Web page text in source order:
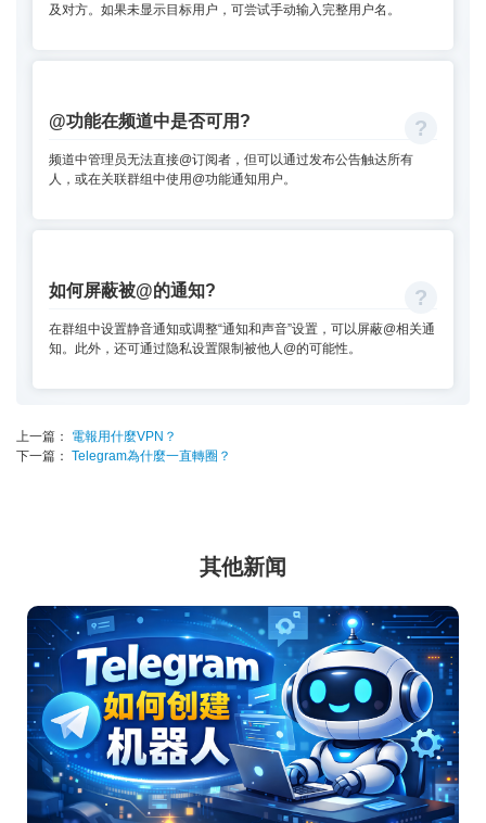
及对方。如果未显示目标用户，可尝试手动输入完整用户名。
@功能在频道中是否可用?
频道中管理员无法直接@订阅者，但可以通过发布公告触达所有
人，或在关联群组中使用@功能通知用户。
如何屏蔽被@的通知?
在群组中设置静音通知或调整“通知和声音”设置，可以屏蔽@相关通
知。此外，还可通过隐私设置限制被他人@的可能性。
上一篇：
電報用什麼VPN？
下一篇： Telegram為什麼一直轉圈？
其他新闻